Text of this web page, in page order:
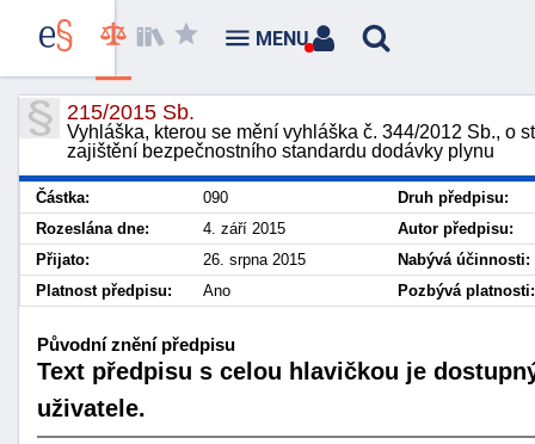
215/2015 Sb.
Vyhláška, kterou se mění vyhláška č. 344/2012 Sb., o
zajištění bezpečnostního standardu dodávky plynu
Částka: 090
Druh předpisu:
Rozeslána dne:
4. září 2015
Autor předpisu:
Přijato:
26. srpna 2015
Nabývá účinnosti:
Platnost předpisu:
Ano Pozbývá platnosti:
Původní znění předpisu
Text předpisu s celou hlavičkou je
uživatele.
MENU